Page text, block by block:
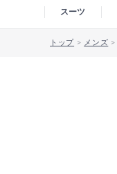
スーツ
トップ > メンズ >